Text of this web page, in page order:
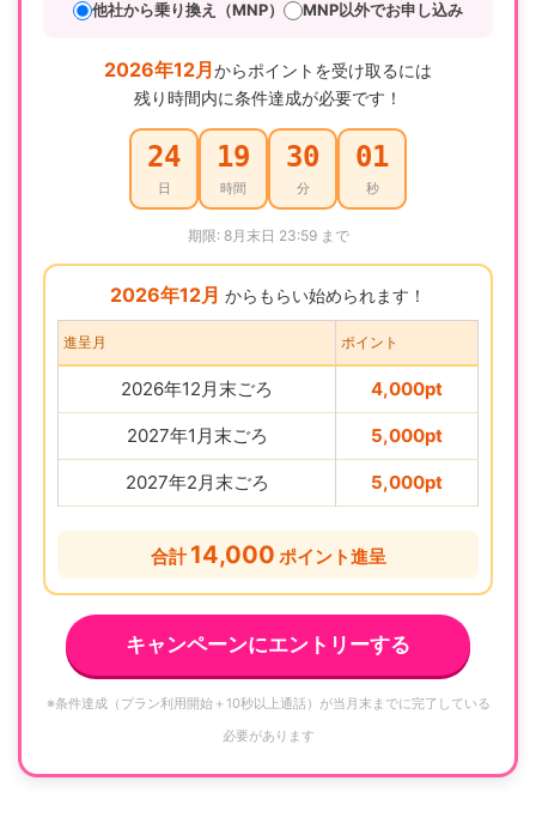
他社から乗り換え（MNP） MNP以外でお申し込み
2026年12月 からポイントを受け取るには
残り時間内に条件達成が必要です！
24
日
19
時間
30
分
00
秒
期限: 8月末日 23:59 まで
2026年12月 からもらい始められます！
進呈月 ポイント
2026年12月末ごろ 4,000pt
2027年1月末ごろ 5,000pt
2027年2月末ごろ 5,000pt
合計14,000 ポイント進呈
キャンペーンにエントリーする
※条件達成（プラン利用開始＋10秒以上通話）が当月末までに完了している
必要があります